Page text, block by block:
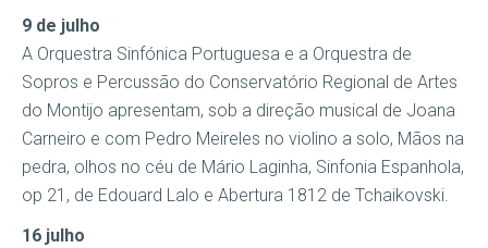
9 de julho
A Orquestra Sinfónica Portuguesa e a Orquestra de
Sopros e Percussão do Conservatório Regional de Artes
do Montijo apresentam, sob a direção musical de Joana
Carneiro e com Pedro Meireles no violino a solo, Mãos na
pedra, olhos no céu de Mário Laginha, Sinfonia Espanhola,
op 21, de Edouard Lalo e Abertura 1812 de Tchaikovski.
16 julho